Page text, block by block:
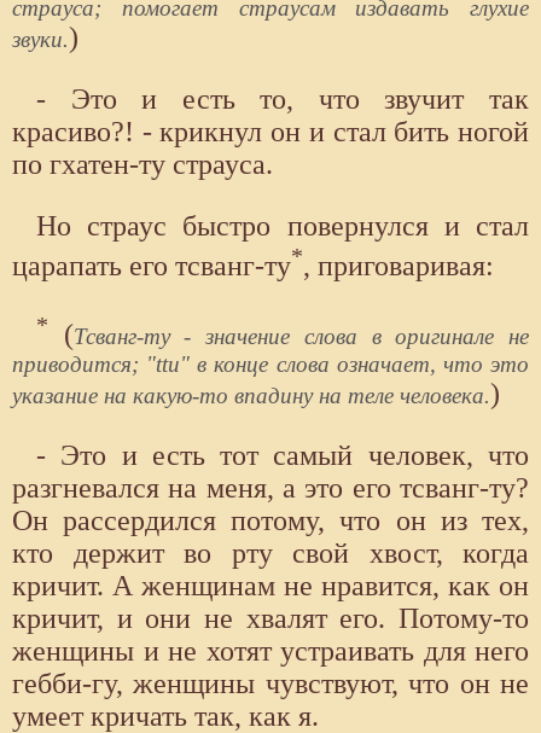
страуса; помогает страусам издавать глухие
звуки.)
- Это и есть то, что звучит так
красиво?! - крикнул он и стал бить ногой
по гхатен-ту страуса.
Но страус быстро повернулся и стал
царапать его тсванг-ту*, приговаривая:
* (Тсванг-ту - значение слова в оригинале не
приводится; "ttu" в конце слова означает, что это
указание на какую-то впадину на теле человека.)
- Это и есть тот самый человек, что
разгневался на меня, а это его тсванг-ту?
Он рассердился потому, что он из тех,
кто держит во рту свой хвост, когда
кричит. А женщинам не нравится, как он
кричит, и они не хвалят его. Потому-то
женщины и не хотят устраивать для него
гебби-гу, женщины чувствуют, что он не
умеет кричать так, как я.